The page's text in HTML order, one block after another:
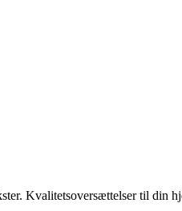
Kvalitetsoversættelser til din